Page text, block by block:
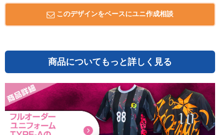
このデザインをベースにユニ作成相談
商品についてもっと詳しく見る